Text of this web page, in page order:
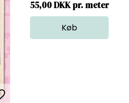
55,00 DKK pr. meter